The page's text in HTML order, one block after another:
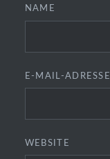
NAME
E-MAIL-ADRESSE
WEBSITE